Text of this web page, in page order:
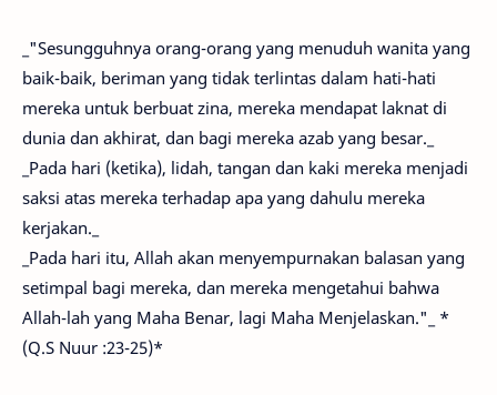
_"Sesungguhnya orang-orang yang menuduh wanita yang
baik-baik, beriman yang tidak terlintas dalam hati-hati
mereka untuk berbuat zina, mereka mendapat laknat di
dunia dan akhirat, dan bagi mereka azab yang besar._
_Pada hari (ketika), lidah, tangan dan kaki mereka menjadi
saksi atas mereka terhadap apa yang dahulu mereka
kerjakan._
_Pada hari itu, Allah akan menyempurnakan balasan yang
setimpal bagi mereka, dan mereka mengetahui bahwa
Allah-lah yang Maha Benar, lagi Maha Menjelaskan."_ *
(Q.S Nuur :23-25)*